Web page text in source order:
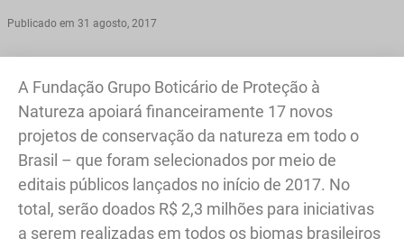
Publicado em 31 agosto, 2017
A Fundação Grupo Boticário de Proteção à
Natureza apoiará financeiramente 17 novos
projetos de conservação da natureza em todo o
Brasil – que foram selecionados por meio de
editais públicos lançados no início de 2017. No
total, serão doados R$ 2,3 milhões para iniciativas
a serem realizadas em todos os biomas brasileiros